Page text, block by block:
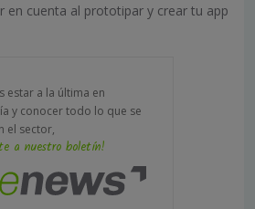
en cuenta al prototipar y crear tu app
estar a la última en
y conocer todo lo que se
el sector,
a nuestro boletín!